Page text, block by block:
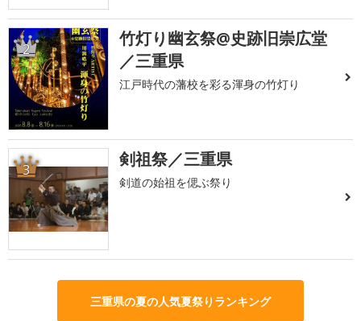
2
竹灯り幽玄祭@史跡旧崇広堂
／三重県
江戸時代の藩校を彩る渾身の竹灯り
3 剣祖祭／三重県
剣道の始祖を偲ぶ祭り
三重県の夏の人気夏祭りランキング